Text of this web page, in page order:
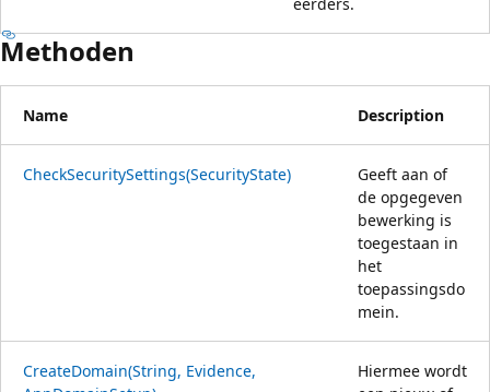
Methoden
Name Description
CheckSecuritySettings(SecurityState)
Geeft aan of
de opgegeven
bewerking is
toegestaan in
het
toepassingsdo
mein.
CreateDomain(String, Evidence,
Hiermee wordt